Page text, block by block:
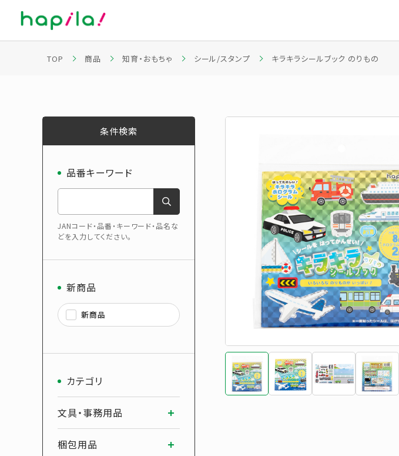
TOP 商品 知育・おもちゃ シール/スタンプ キラキラシールブック のりもの
条件検索
品番キーワード
JANコード・品番・キーワード・品名な
どを入力してください。
新商品
新商品
カテゴリ
文具・事務用品
梱包用品